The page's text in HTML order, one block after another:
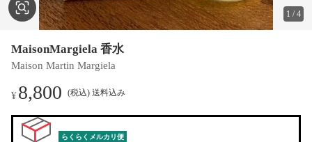
1 /4
MaisonMargiela 香水
Maison Martin Margiela
¥8,800 (税込) 送料込み
らくらくメルカリ便